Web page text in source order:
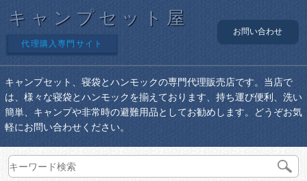
キャンプセット屋
代理購入専門サイト
お問い合わせ
キャンプセット、寝袋とハンモックの専門代理販売店です。当店で
は、様々な寝袋とハンモックを揃えております、持ち運び便利、洗い
簡単、キャンプや非常時の避難用品としてお勧めします。どうぞお気
軽にお問い合わせください。